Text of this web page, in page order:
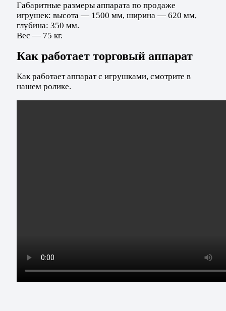
Габаритные размеры аппарата по продаже
игрушек: высота — 1500 мм, ширина — 620 мм,
глубина: 350 мм.
Вес — 75 кг.
Как работает торговый аппарат
Как работает аппарат с игрушками, смотрите в
нашем ролике.